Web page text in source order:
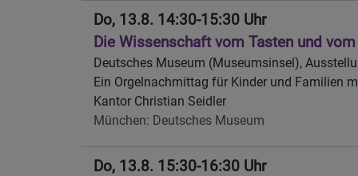
Do, 13.8. 14:30-15:30 Uhr
Die Wissenschaft vom Tasten und
Deutsches Museum (Museumsinsel),
Ein Orgelnachmittag für Kinder und Familien
Kantor Christian Seidler
München Deutsches Museum
Do, 13.8. 15:30-16:30 Uhr